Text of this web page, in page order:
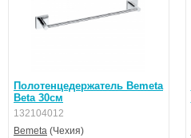
Полотенцедержатель Bemeta
Beta 30см
132104012
Bemeta (Чехия)